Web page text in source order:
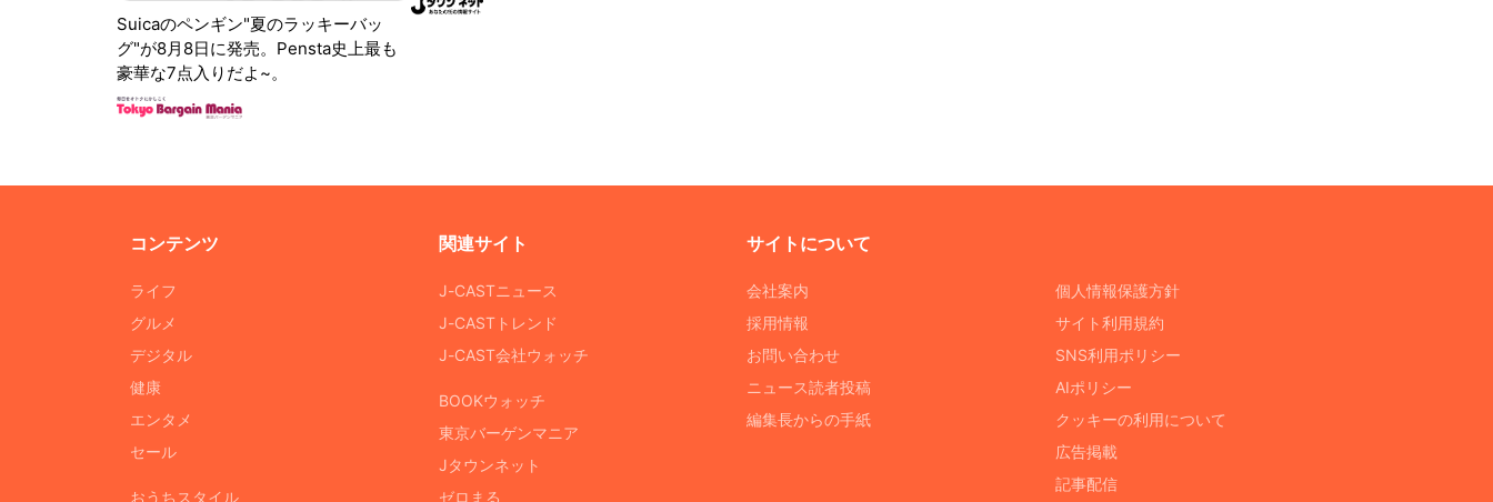
Suicaのペンギン"夏のラッキーバッ
グ"が8月8日に発売。Pensta史上最も
豪華な7点入りだよ~。
コンテンツ
ライフ
グルメ
デジタル
健康
エンタメ
セール
おうちスタイル
関連サイト
J-CASTニュース
J-CASTトレンド
J-CAST会社ウォッチ
BOOKウォッチ
東京バーゲンマニア
Jタウンネット
ゼロまる
サイトについて
会社案内
採用情報
お問い合わせ
ニュース読者投稿
編集長からの手紙
個人情報保護方針
サイト利用規約
SNS利用ポリシー
AIポリシー
クッキーの利用について
広告掲載
記事配信